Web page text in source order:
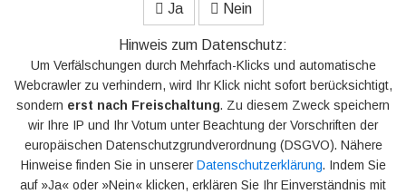
Ja Nein
Hinweis zum Datenschutz:
Um Verfälschungen durch Mehrfach-Klicks und automatische
Webcrawler zu verhindern, wird Ihr Klick nicht sofort berücksichtigt,
sondern erst nach Freischaltung. Zu diesem Zweck speichern
wir Ihre IP und Ihr Votum unter Beachtung der Vorschriften der
europäischen Datenschutzgrundverordnung (DSGVO). Nähere
Hinweise finden Sie in unsererDatenschutzerklärung. Indem Sie
auf »Ja« oder »Nein« klicken, erklären Sie Ihr Einverständnis mit